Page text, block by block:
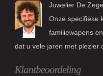
Juwelier De
Onze specifieke
familiewapens
dat u vele jaren met plezier
Klantbeoordeling